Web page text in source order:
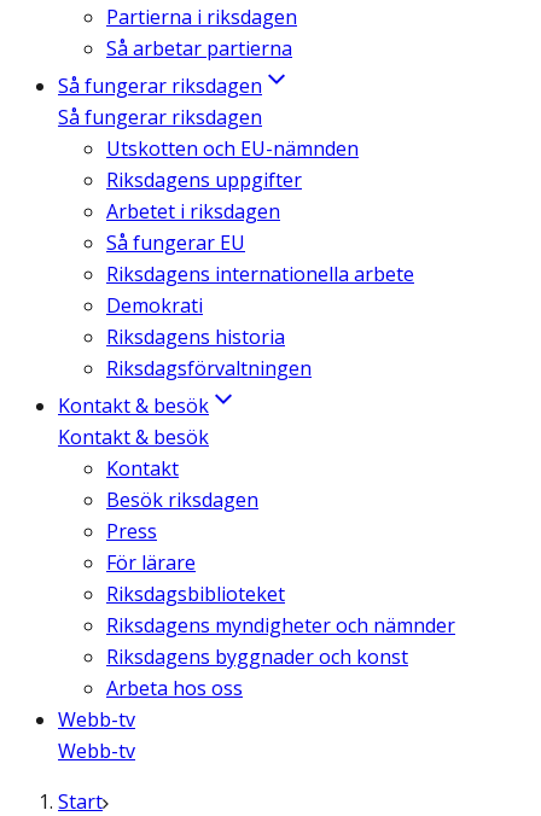
Partierna i riksdagen
Så arbetar partierna
Så fungerar riksdagen
Så fungerar riksdagen
Utskotten och EU-nämnden
Riksdagens uppgifter
Arbetet i riksdagen
Så fungerar EU
Riksdagens internationella arbete
Demokrati
Riksdagens historia
Riksdagsförvaltningen
Kontakt & besök
Kontakt & besök
Kontakt
Besök riksdagen
Press
För lärare
Riksdagsbiblioteket
Riksdagens myndigheter och nämnder
Riksdagens byggnader och konst
Arbeta hos oss
Webb-tv
Webb-tv
Start